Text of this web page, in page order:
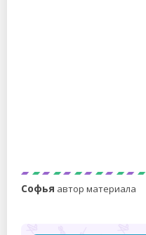
Софья автор материала